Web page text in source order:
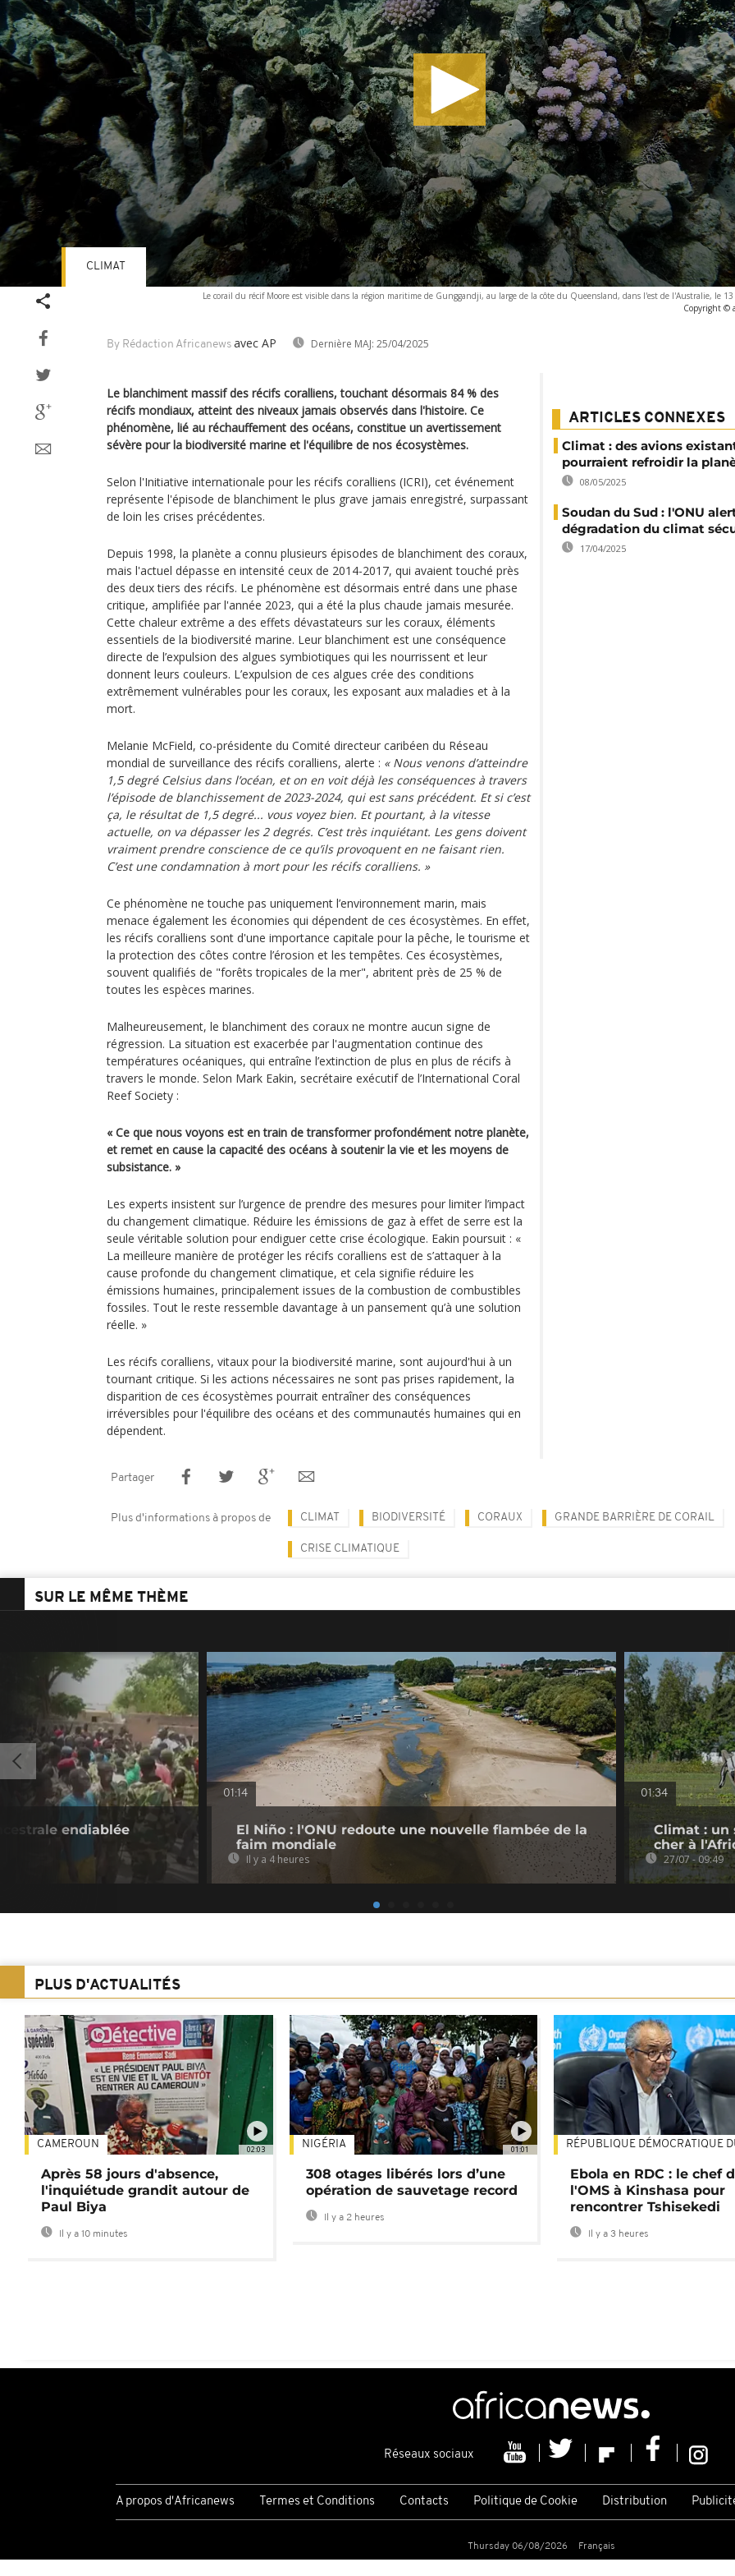
Le corail du récif Moore est visible dans la région maritime de Gunggandji, au large de la côte du Queensland, dans l'est de l'Australie, le
Copyright ©
By Rédaction Africanews avec AP Dernière MAJ: 25/04/2025
CLIMAT
Le blanchiment massif des récifs coralliens, touchant désormais 84 % des
récifs mondiaux, atteint des niveaux jamais observés dans l'histoire. Ce
phénomène, lié au réchauffement des océans, constitue un avertissement
sévère pour la biodiversité marine et l'équilibre de nos écosystèmes.
Selon l'Initiative internationale pour les récifs coralliens (ICRI), cet événement
représente l'épisode de blanchiment le plus grave jamais enregistré, surpassant
de loin les crises précédentes.
Depuis 1998, la planète a connu plusieurs épisodes de blanchiment des coraux,
mais l'actuel dépasse en intensité ceux de 2014-2017, qui avaient touché près
des deux tiers des récifs. Le phénomène est désormais entré dans une phase
critique, amplifiée par l'année 2023, qui a été la plus chaude jamais mesurée.
Cette chaleur extrême a des effets dévastateurs sur les coraux, éléments
essentiels de la biodiversité marine. Leur blanchiment est une conséquence
directe de l’expulsion des algues symbiotiques qui les nourrissent et leur
donnent leurs couleurs. L’expulsion de ces algues crée des conditions
extrêmement vulnérables pour les coraux, les exposant aux maladies et à la
mort.
Melanie McField, co-présidente du Comité directeur caribéen du Réseau
mondial de surveillance des récifs coralliens, alerte : « Nous venons d’atteindre
1,5 degré Celsius dans l’océan, et on en voit déjà les conséquences à travers
l’épisode de blanchissement de 2023-2024, qui est sans précédent. Et si c’est
ça, le résultat de 1,5 degré... vous voyez bien. Et pourtant, à la vitesse
actuelle, on va dépasser les 2 degrés. C’est très inquiétant. Les gens doivent
vraiment prendre conscience de ce qu’ils provoquent en ne faisant rien.
C’est une condamnation à mort pour les récifs coralliens. »
Ce phénomène ne touche pas uniquement l’environnement marin, mais
menace également les économies qui dépendent de ces écosystèmes. En effet,
les récifs coralliens sont d'une importance capitale pour la pêche, le tourisme et
la protection des côtes contre l’érosion et les tempêtes. Ces écosystèmes,
souvent qualifiés de "forêts tropicales de la mer", abritent près de 25 % de
toutes les espèces marines.
Malheureusement, le blanchiment des coraux ne montre aucun signe de
régression. La situation est exacerbée par l'augmentation continue des
températures océaniques, qui entraîne l’extinction de plus en plus de récifs à
travers le monde. Selon Mark Eakin, secrétaire exécutif de l’International Coral
Reef Society :
« Ce que nous voyons est en train de transformer profondément notre planète,
et remet en cause la capacité des océans à soutenir la vie et les moyens de
subsistance. »
Les experts insistent sur l’urgence de prendre des mesures pour limiter l’impact
du changement climatique. Réduire les émissions de gaz à effet de serre est la
seule véritable solution pour endiguer cette crise écologique. Eakin poursuit : «
La meilleure manière de protéger les récifs coralliens est de s’attaquer à la
cause profonde du changement climatique, et cela signifie réduire les
émissions humaines, principalement issues de la combustion de combustibles
fossiles. Tout le reste ressemble davantage à un pansement qu’à une solution
réelle. »
Les récifs coralliens, vitaux pour la biodiversité marine, sont aujourd'hui à un
tournant critique. Si les actions nécessaires ne sont pas prises rapidement, la
disparition de ces écosystèmes pourrait entraîner des conséquences
irréversibles pour l'équilibre des océans et des communautés humaines qui en
dépendent.
ARTICLES CONNEXES
Climat : des avions
pourraient refroidir la
08/05/2025
Soudan du Sud : l'ONU
dégradation du climat
17/04/2025
Partager
Plus d'informations à propos de CLIMAT BIODIVERSITÉ CORAUX GRANDE BARRIÈRE DE CORAIL
CRISE CLIMATIQUE
SUR LE MÊME THÈME
endiablée
01:14
El Niño : l'ONU redoute une nouvelle flambée de la
faim mondiale
Il y a 4 heures
01:34
Climat : un
cher à
27/07 - 09:49
PLUS D'ACTUALITÉS
02:03
CAMEROUN
Après 58 jours d'absence,
l'inquiétude grandit autour de
Paul Biya
Il y a 10 minutes
01:01
NIGÉRIA
308 otages libérés lors d’une
opération de sauvetage record
Il y a 2 heures
RÉPUBLIQUE DÉMOCRATIQUE
Ebola en RDC : le chef
l'OMS à Kinshasa pour
rencontrer Tshisekedi
Il y a 3 heures
Réseaux sociaux
A propos d'Africanews Termes et Conditions Contacts Politique de Cookie Distribution
Thursday 06/08/2026